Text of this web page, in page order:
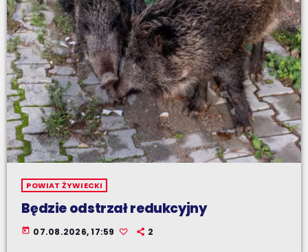
POWIAT ŻYWIECKI
Będzie odstrzał redukcyjny
today 07.08.2026, 17:59 2